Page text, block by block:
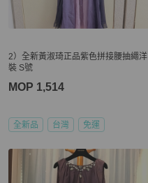
2）全新黃淑琦正品紫色拼接腰抽繩洋
裝 S號
MOP 1,514
全新品 台灣 免運